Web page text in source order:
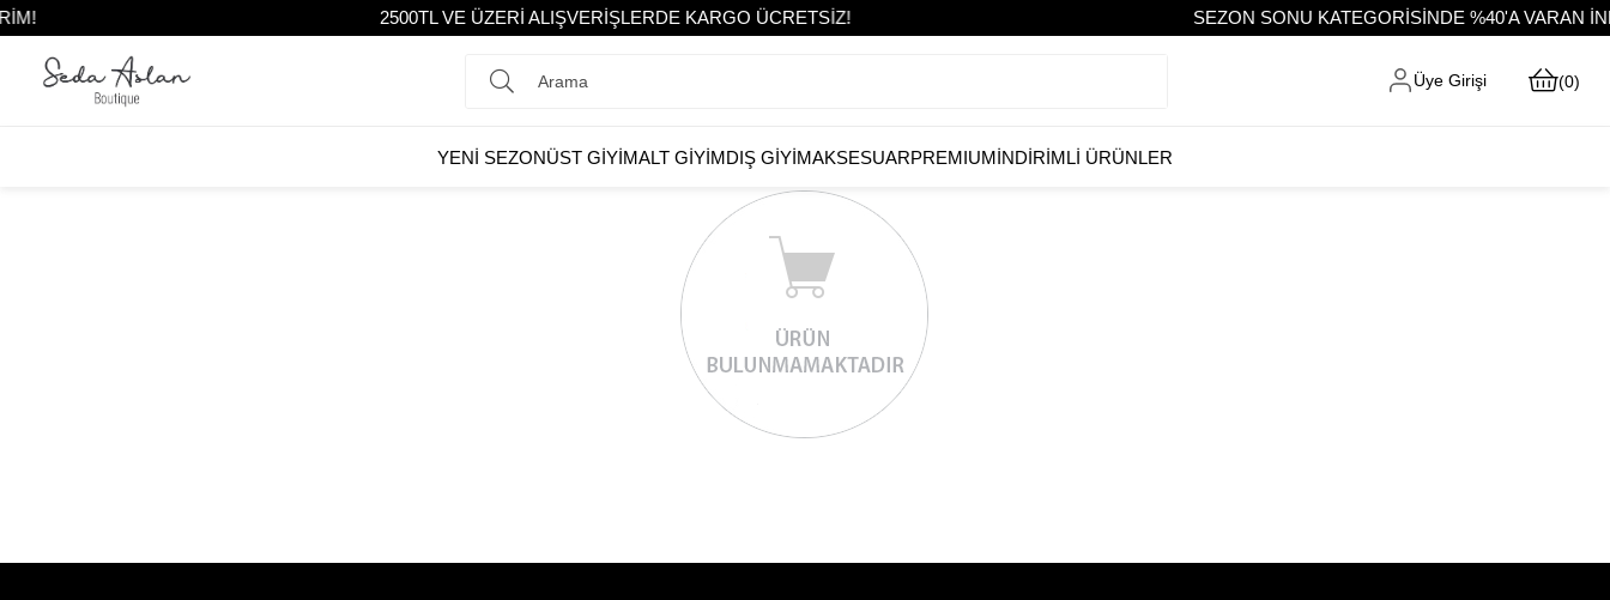
2500TL VE ÜZERİ ALIŞVERİŞLERDE KARGO ÜCRETSİZ! SEZON SONU KATEGORİSİNDE %40'A VARAN
Üye Girişi 0
YENİ SEZONÜST GİYİMALT GİYİMDIŞ GİYİMAKSESUARPREMIUMİNDİRİMLİ ÜRÜNLER